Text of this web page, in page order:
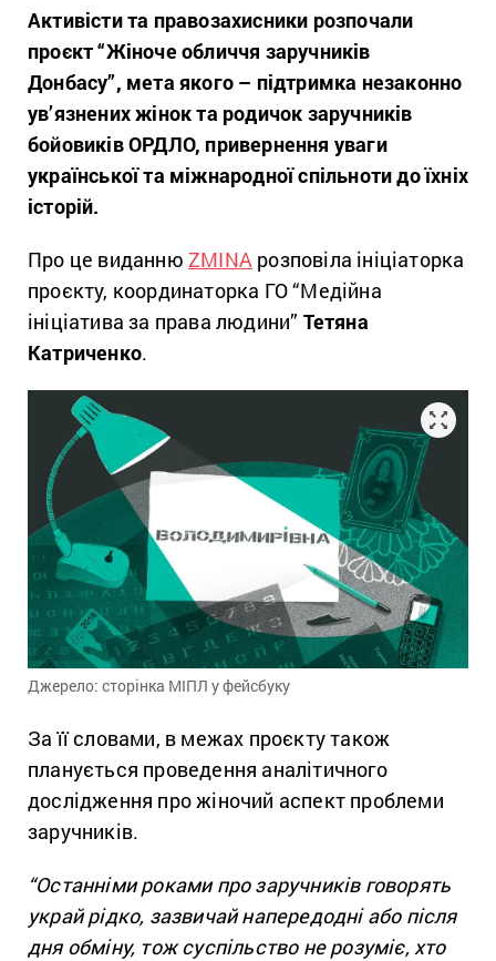
Активісти та правозахисники розпочали
проєкт “Жіноче обличчя заручників
Донбасу”, мета якого – підтримка незаконно
ув’язнених жінок та родичок заручників
бойовиків ОРДЛО, привернення уваги
української та міжнародної спільноти до їхніх
історій.
Про це виданню ZMINA розповіла ініціаторка
проєкту, координаторка ГО “Медійна
ініціатива за права людини” Тетяна
Катриченко.
Джерело: сторінка МІПЛ у фейсбуку
За її словами, в межах проєкту також
планується проведення аналітичного
дослідження про жіночий аспект проблеми
заручників.
“Останніми роками про заручників говорять
украй рідко, зазвичай напередодні або після
дня обміну, тож суспільство не розуміє, хто